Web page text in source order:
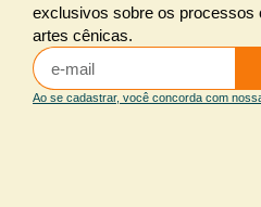
exclusivos sobre os processos
artes cênicas.
Ao se cadastrar, você concorda com